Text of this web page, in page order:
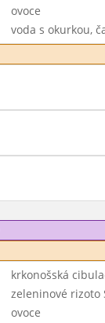
ovoce
voda s okurkou,
krkonošská
zeleninové rizoto
ovoce